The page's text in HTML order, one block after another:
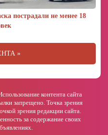
пострадали не менее 18
»
контента сайта
запрещено. Точка зрения
зрения редакции сайта.
за содержание своих